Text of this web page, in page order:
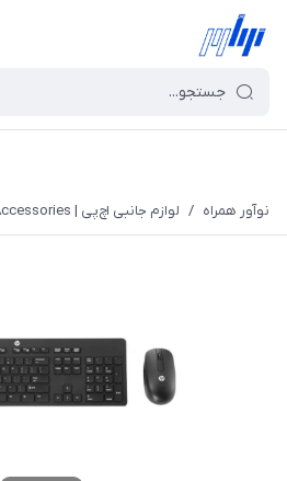
نوآور همراه / لوازم جانبی اچ‌پی | HP Accessories